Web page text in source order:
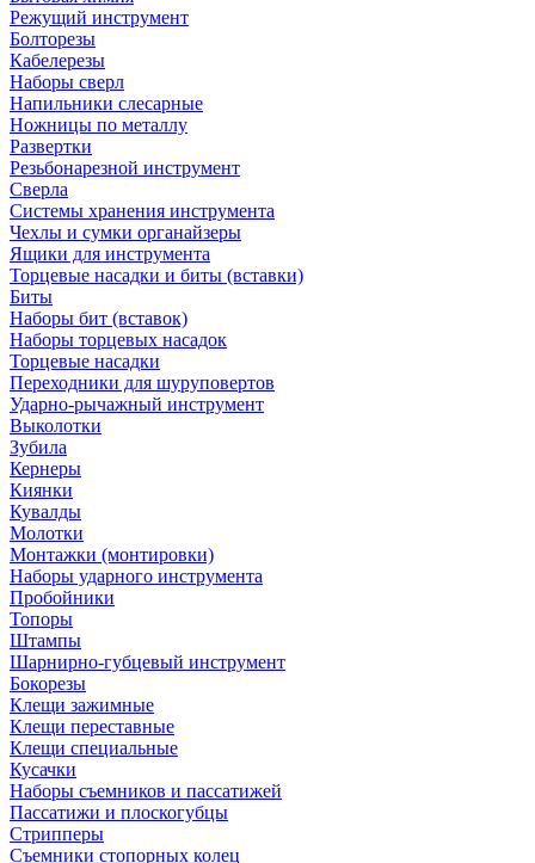
Режущий инструмент
Болторезы
Кабелерезы
Наборы сверл
Напильники слесарные
Ножницы по металлу
Развертки
Резьбонарезной инструмент
Сверла
Системы хранения инструмента
Чехлы и сумки органайзеры
Ящики для инструмента
Торцевые насадки и биты (вставки)
Биты
Наборы бит (вставок)
Наборы торцевых насадок
Торцевые насадки
Переходники для шуруповертов
Ударно-рычажный инструмент
Выколотки
Зубила
Кернеры
Киянки
Кувалды
Молотки
Монтажки (монтировки)
Наборы ударного инструмента
Пробойники
Топоры
Штампы
Шарнирно-губцевый инструмент
Бокорезы
Клещи зажимные
Клещи переставные
Клещи специальные
Кусачки
Наборы съемников и пассатижей
Пассатижи и плоскогубцы
Стрипперы
Съемники стопорных колец